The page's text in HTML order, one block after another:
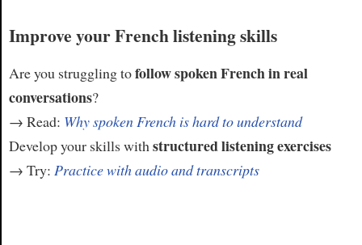
Improve your French listening skills
Are you struggling tofollow spoken French in real
conversations?
→ Read: Why spoken French is hard to understand
Develop your skills with structured listening exercises
→ Try: Practice with audio and transcripts